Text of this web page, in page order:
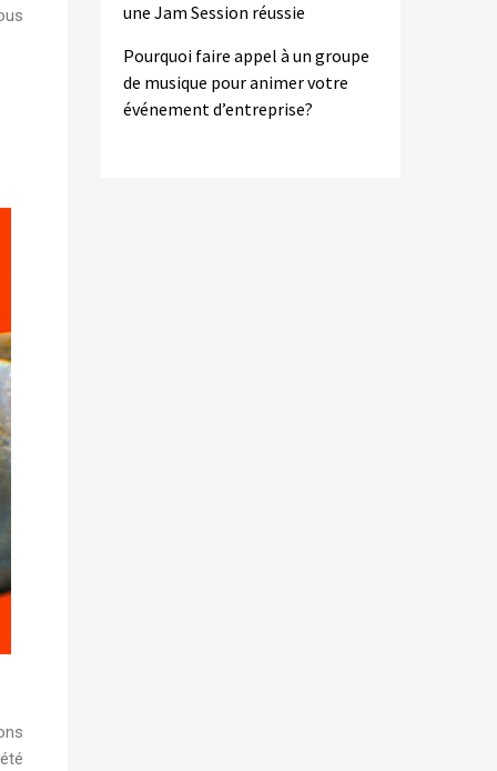
une Jam Session réussie
Pourquoi faire appel à un groupe
de musique pour animer votre
événement d’entreprise?